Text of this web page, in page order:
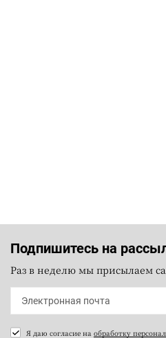
Подпишитесь на
Раз в неделю мы присылаем
Я даю согласие на обработку